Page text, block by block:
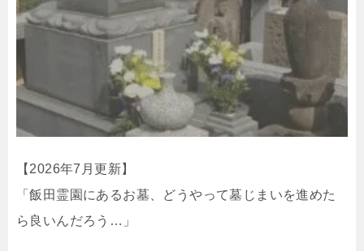
【2026年7月更新】
「飯田霊園にあるお墓、どうやって墓じまいを進めた
ら良いんだろう…」